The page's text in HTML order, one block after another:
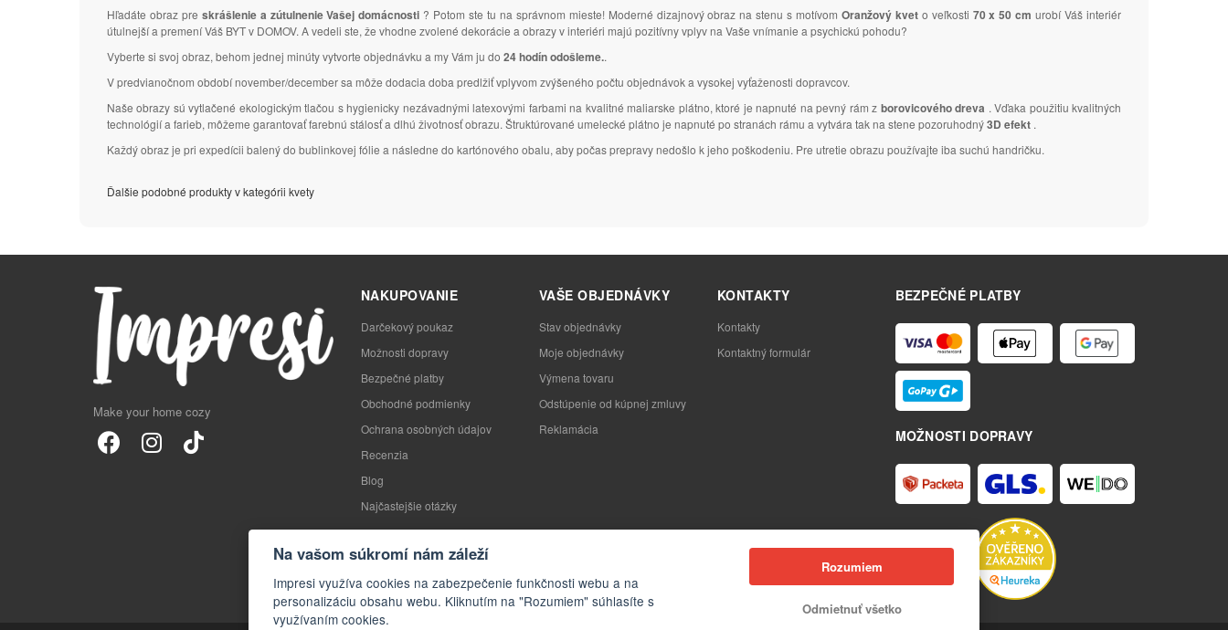
Hľadáte obraz pre skrášlenie a zútulnenie Vašej domácnosti ? Potom ste tu na správnom mieste! Moderné dizajnový obraz na stenu s motívom Oranžový kveto veľkosti 70 x 50 cm urobí Váš interiér
útulnejší a premení Váš BYT v DOMOV. A vedeli ste, že vhodne zvolené dekorácie a obrazy v interiéri majú pozitívny vplyv na Vaše vnímanie a psychickú pohodu?
Vyberte si svoj obraz, behom jednej minúty vytvorte objednávku a my Vám ju do 24 hodín odošleme..
V predvianočnom období november/december sa môže dodacia doba predlžiť vplyvom zvýšeného počtu objednávok a vysokej vyťaženosti dopravcov.
Naše obrazy sú vytlačené ekologickým tlačou s hygienicky nezávadnými latexovými farbami na kvalitné maliarske plátno, ktoré je napnuté na pevný rám z borovicového dreva . Vďaka použitiu kvalitných
technológií a farieb, môžeme garantovať farebnú stálosť a dlhú životnosť obrazu. Štruktúrované umelecké plátno je napnuté po stranách rámu a vytvára tak na stene pozoruhodný3D efekt .
Každý obraz je pri expedícii balený do bublinkovej fólie a následne do kartónového obalu, aby počas prepravy nedošlo k jeho poškodeniu. Pre utretie obrazu používajte iba suchú handričku.
Ďalšie podobné produkty v kategórii kvety
Make your home cozy
BEZPEČNÉ PLATBY
MOŽNOSTI DOPRAVY
NAKUPOVANIE
Darčekový poukaz
Možnosti dopravy
Bezpečné platby
Obchodné podmienky
Ochrana osobných údajov
Recenzia
Blog
Najčastejšie otázky
VAŠE OBJEDNÁVKY
Stav objednávky
Moje objednávky
Výmena tovaru
Odstúpenie od kúpnej zmluvy
Reklamácia
KONTAKTY
Kontakty
Kontaktný formulár
Na vašom súkromí nám záleží
Impresi využíva cookies na zabezpečenie funkčnosti webu a na
personalizáciu obsahu webu. Kliknutím na "Rozumiem" súhlasíte s
využívaním cookies.
Rozumiem
Odmietnuť všetko